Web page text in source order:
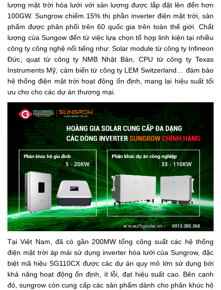
lượng mặt trời hòa lưới với sản lượng được lắp đặt lên đến hơn
100GW. Sungrow chiếm 15% thị phần inverter điện mặt trời, sản
phẩm được phân phối trên 60 quốc gia trên toàn thế giới. Chất
lượng của Sungow đến từ việc lựa chọn tổ hợp linh kiện tại nhiều
công ty công nghệ nổi tiếng như: Solar module từ công ty Infineon
Đức, quạt từ công ty NMB Nhật Bản, CPU từ công ty Texas
Instruments Mỹ, cảm biến từ công ty LEM Switzerland… đảm bảo
hệ thống điện mặt trời hoạt động ổn định, mang lại hiệu suất tối
ưu cho cho các dự án thương mại.
Tại Việt Nam, đã có gần 200MW tổng công suất các hệ thống
điện mặt trời áp mái sử dụng inverter hòa lưới của Sungrow, đặc
biệt mã hiệu SG110CX được các dự án quy mô lớn sử dụng bới
khả năng hoạt động ổn định, ít lỗi, đạt hiệu suất cao. Bên cạnh
đó, sungrow còn cung cấp các sản phẩm dành cho phân khúc hộ